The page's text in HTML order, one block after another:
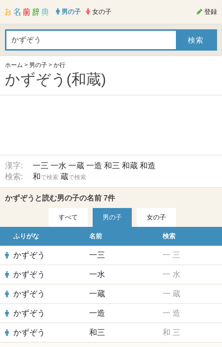
男の子 女の子 登録
ホーム > 男の子 > か行
かずぞう(和蔵)
漢字: 一三 一水 一蔵 一造 和三 和蔵 和造
検索:
和で検索 蔵で検索
かずぞうと読む男の子の名前 7件
すべて 男の子 女の子
ふりがな 名前 検索
かずぞう 一三 一 三
かずぞう 一水 一 水
かずぞう 一蔵 一 蔵
かずぞう 一造 一 造
かずぞう 和三 和 三